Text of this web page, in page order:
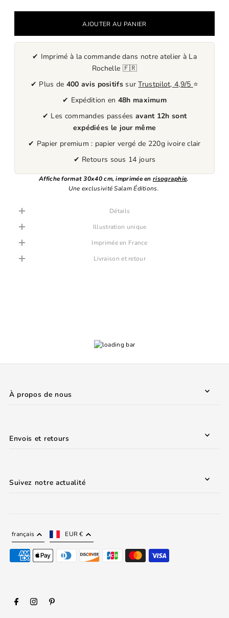
✔ Imprimé à la commande dans notre atelier à La
Rochelle 🇫🇷
✔ Plus de 400 avis positifssurTrustpilot, 4,9/5 ⭐
✔ Expédition en 48h maximum
✔ Les commandes passées avant 12h sont
expédiées le jour même
✔ Papier premium : papier vergé de 220g ivoire clair
✔ Retours sous 14 jours
Affiche format 30x40 cm, imprimée enrisographie.
Une exclusivité Salam Éditions.
Détails
Illustration unique
Imprimée en France
Livraison et retour
À propos de nous
Envois et retours
Suivez notre actualité
français EUR €